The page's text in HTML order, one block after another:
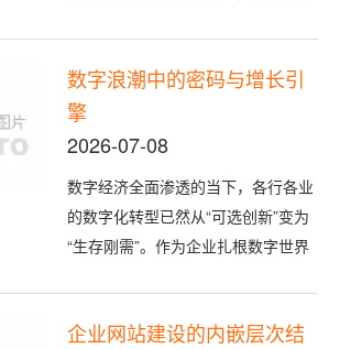
严谨性四大核心特征。本文围绕公司
新闻网站的制作定位、架构设计、功
能模块、技术选型、设计标准、运营
析，为企...
数字浪潮中的密码与增长引
擎
2026-07-08
数字经济全面渗透的当下，各行各业
的数字化转型已然从“可选创新”变为
“生存刚需”。作为企业扎根数字世界
位，完成了从静态信息展示到动态价
企业网站建设的内嵌层次结